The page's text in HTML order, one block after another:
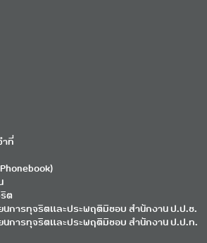
ที่
ต
นการทุจริตและประพฤติมิชอบ สำนักงาน ป.ป.ช.
นการทุจริตและประพฤติมิชอบ สำนักงาน ป.ป.ท.